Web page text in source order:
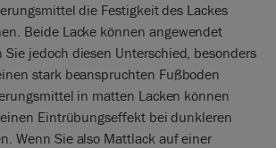
die Festigkeit des Lackes
Beide Lacke können angewendet
jedoch diesen Unterschied, besonders
stark beanspruchten Fußboden
in matten Lacken können
Eintrübungseffekt bei dunkleren
Wenn Sie also Mattlack auf einer